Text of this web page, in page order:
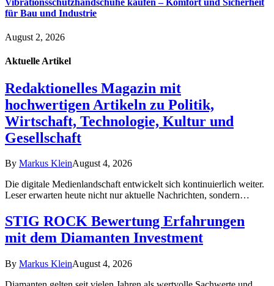
für Bau und Industrie
August 2, 2026
Aktuelle Artikel
Redaktionelles Magazin mit
hochwertigen Artikeln zu Politik,
Wirtschaft, Technologie, Kultur und
Gesellschaft
By Markus KleinAugust 4, 2026
Die digitale Medienlandschaft entwickelt sich kontinuierlich weiter.
Leser erwarten heute nicht nur aktuelle Nachrichten, sondern…
STIG ROCK Bewertung Erfahrungen
mit dem Diamanten Investment
By Markus KleinAugust 4, 2026